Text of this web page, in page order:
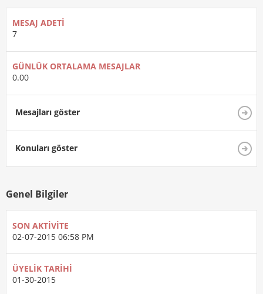
MESAJ ADETI
7
GÜNLÜK ORTALAMA MESAJLAR
0.00
Mesajları göster
Konuları göster
Genel Bilgiler
SON AKTIVITE
02-07-2015 06:58 PM
ÜYELIK TARIHI
01-30-2015